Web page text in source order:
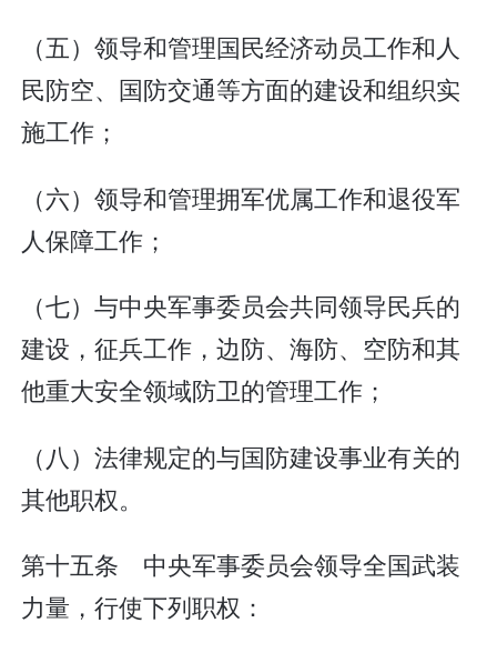
（五）领导和管理国民经济动员工作和人
民防空、国防交通等方面的建设和组织实
施工作；
（六）领导和管理拥军优属工作和退役军
人保障工作；
（七）与中央军事委员会共同领导民兵的
建设，征兵工作，边防、海防、空防和其
他重大安全领域防卫的管理工作；
（八）法律规定的与国防建设事业有关的
其他职权。
第十五条 中央军事委员会领导全国武装
力量，行使下列职权：